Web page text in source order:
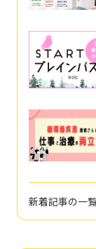
新着記事の一